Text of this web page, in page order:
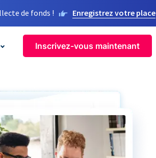
de fonds ! Enregistrez votre place
Inscrivez-vous maintenant